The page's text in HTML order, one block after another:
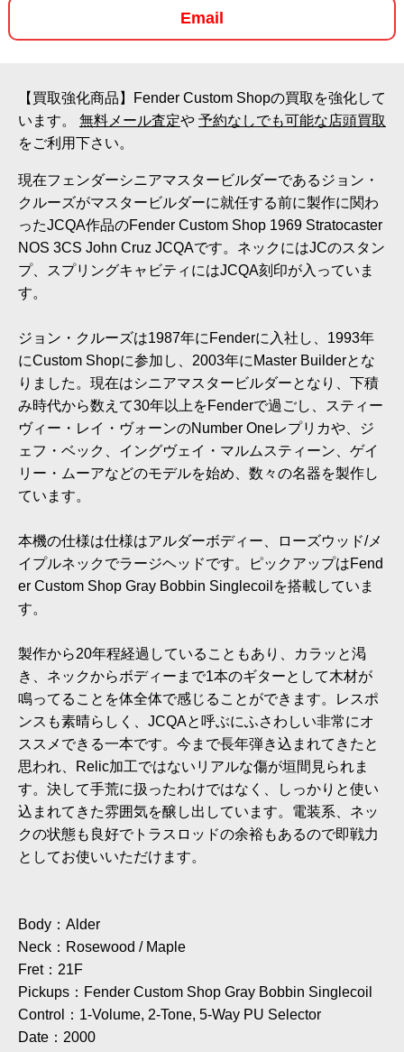
Email
【買取強化商品】Fender Custom Shopの買取を強化して
います。 無料メール査定や 予約なしでも可能な店頭買取
をご利用下さい。
現在フェンダーシニアマスタービルダーであるジョン・
クルーズがマスタービルダーに就任する前に製作に関わ
ったJCQA作品のFender Custom Shop 1969 Stratocaster
NOS 3CS John Cruz JCQAです。ネックにはJCのスタン
プ、スプリングキャビティにはJCQA刻印が入っていま
す。
ジョン・クルーズは1987年にFenderに入社し、1993年
にCustom Shopに参加し、2003年にMaster Builderとな
りました。現在はシニアマスタービルダーとなり、下積
み時代から数えて30年以上をFenderで過ごし、スティー
ヴィー・レイ・ヴォーンのNumber Oneレプリカや、ジ
ェフ・ベック、イングヴェイ・マルムスティーン、ゲイ
リー・ムーアなどのモデルを始め、数々の名器を製作し
ています。
本機の仕様は仕様はアルダーボディー、ローズウッド/メ
イプルネックでラージヘッドです。ピックアップはFend
er Custom Shop Gray Bobbin Singlecoilを搭載していま
す。
製作から20年程経過していることもあり、カラッと渇
き、ネックからボディーまで1本のギターとして木材が
鳴ってることを体全体で感じることができます。レスポ
ンスも素晴らしく、JCQAと呼ぶにふさわしい非常にオ
ススメできる一本です。今まで長年弾き込まれてきたと
思われ、Relic加工ではないリアルな傷が垣間見られま
す。決して手荒に扱ったわけではなく、しっかりと使い
込まれてきた雰囲気を醸し出しています。電装系、ネッ
クの状態も良好でトラスロッドの余裕もあるので即戦力
としてお使いいただけます。
Body：Alder
Neck：Rosewood / Maple
Fret：21F
Pickups：Fender Custom Shop Gray Bobbin Singlecoil
Control：1-Volume, 2-Tone, 5-Way PU Selector
Date：2000